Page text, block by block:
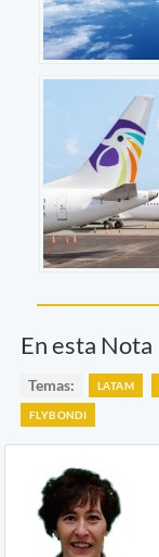
En esta Nota
Temas: LATAM
FLYBONDI